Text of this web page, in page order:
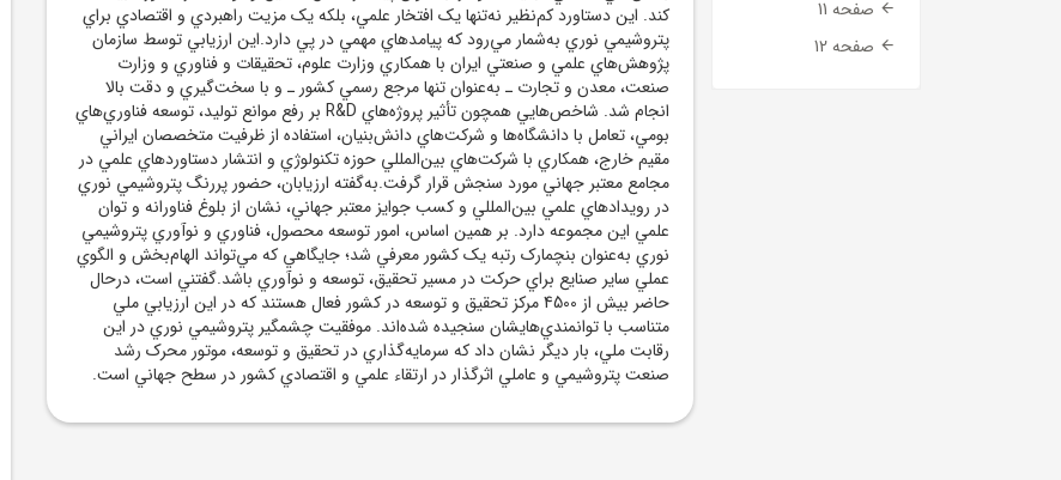
صفحه 11
صفحه 12
کند. اين دستاورد کم‌نظير نه‌تنها يک افتخار علمي، بلکه يک مزيت راهبردي و اقتصادي براي
پتروشيمي نوري به‌شمار مي‌رود که پيامدهاي مهمي در پي دارد.اين ارزيابي توسط سازمان
پژوهش‌هاي علمي و صنعتي ايران با همکاري وزارت علوم، تحقيقات و فناوري و وزارت
صنعت، معدن و تجارت ـ به‌عنوان تنها مرجع رسمي کشور ـ و با سخت‌گيري و دقت بالا
انجام شد. شاخص‌هايي همچون تأثير پروژه‌هاي R&D بر رفع موانع توليد، توسعه فناوري‌هاي
بومي، تعامل با دانشگاه‌ها و شرکت‌هاي دانش‌بنيان، استفاده از ظرفيت متخصصان ايراني
مقيم خارج، همکاري با شرکت‌هاي بين‌المللي حوزه تکنولوژي و انتشار دستاوردهاي علمي در
مجامع معتبر جهاني مورد سنجش قرار گرفت.به‌گفته ارزيابان، حضور پررنگ پتروشيمي نوري
در رويدادهاي علمي بين‌المللي و کسب جوايز معتبر جهاني، نشان از بلوغ فناورانه و توان
علمي اين مجموعه دارد. بر همين اساس، امور توسعه محصول، فناوري و نوآوري پتروشيمي
نوري به‌عنوان بنچمارک رتبه يک کشور معرفي شد؛ جايگاهي که مي‌تواند الهام‌بخش و الگوي
عملي ساير صنايع براي حرکت در مسير تحقيق، توسعه و نوآوري باشد.گفتني است، درحال
حاضر بيش از 4500 مرکز تحقيق و توسعه در کشور فعال هستند که در اين ارزيابي ملي
متناسب با توانمندي‌هايشان سنجيده شده‌اند. موفقيت چشمگير پتروشيمي نوري در اين
رقابت ملي، بار ديگر نشان داد که سرمايه‌گذاري در تحقيق و توسعه، موتور محرک رشد
صنعت پتروشيمي و عاملي اثرگذار در ارتقاء علمي و اقتصادي کشور در سطح جهاني است.